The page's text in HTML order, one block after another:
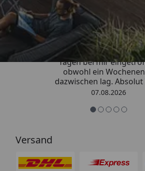
Trusted Shops
4,81/ 5
„Die Bestellung ist
Tagen bei mir
obwohl ein
dazwischen lag. Absolut
Sicherlich nicht die
so.“
07.08.2026
Versand